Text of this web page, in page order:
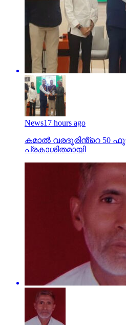
News17 hours ago
കമാൽ വരദൂരിൻ്റെ 50
പ്രകാശിതമായി